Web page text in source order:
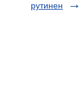
рутинен